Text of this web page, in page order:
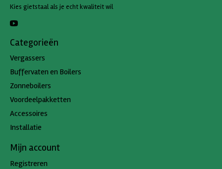
Kies gietstaal als je echt kwaliteit wil
Categorieën
Vergassers
Buffervaten en Boilers
Zonneboilers
Voordeelpakketten
Accessoires
Installatie
Mijn account
Registreren